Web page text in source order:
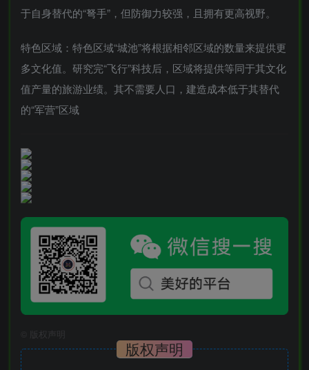
于自身替代的“弩手”，但防御力较强，且拥有更高视野。
特色区域：特色区域“城池”将根据相邻区域的数量来提供更
多文化值。研究完“飞行”科技后，区域将提供等同于其文化
值产量的旅游业绩。其不需要人口，建造成本低于其替代
的“军营”区域
版权声明
版权声明